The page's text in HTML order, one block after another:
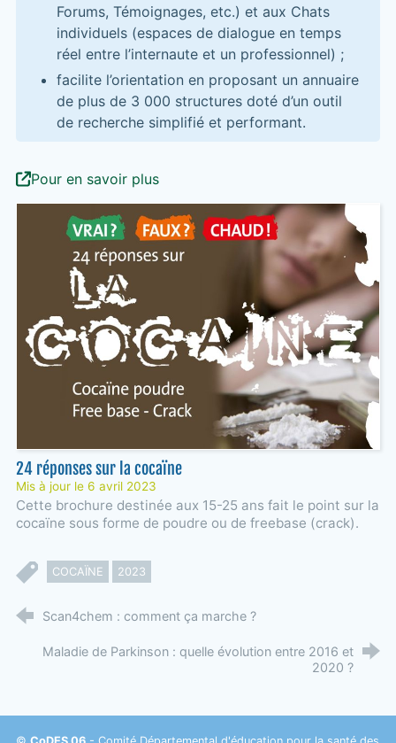
Forums, Témoignages, etc.) et aux Chats
individuels (espaces de dialogue en temps
réel entre l’internaute et un professionnel) ;
facilite l’orientation en proposant un annuaire
de plus de 3 000 structures doté d’un outil
de recherche simplifié et performant.
Pour en savoir plus
24 réponses sur la cocaïne
Mis à jour le 6 avril 2023
Cette brochure destinée aux 15-25 ans fait le point sur la
cocaïne sous forme de poudre ou de freebase (crack).
COCAÏNE 2023
Scan4chem : comment ça marche ?
Maladie de Parkinson : quelle évolution entre 2016 et
2020 ?